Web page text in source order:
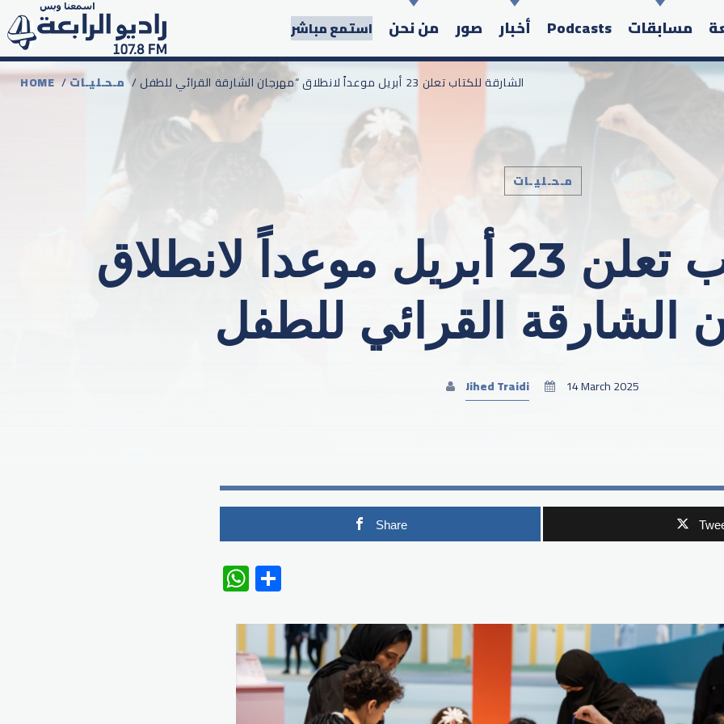
مسابقات Podcasts أخبار صور من نحن استمع مباشر
Search in the website:
HOME /مـحـليـات / الشارقة للكتاب تعلن 23 أبريل موعداً لانطلاق “مهرجان الشارقة القرائي للطفل
مـحـليـات
الشارقة للكتاب تعلن 23 أبريل موعداً لانطلاق
الشارقة القرائي للطفل
Jihed Traidi 14 March 2025
Share
WhatsApp